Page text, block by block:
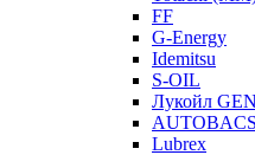
FF
G-Energy
Idemitsu
S-OIL
Лукойл
AUTOBACS
Lubrex